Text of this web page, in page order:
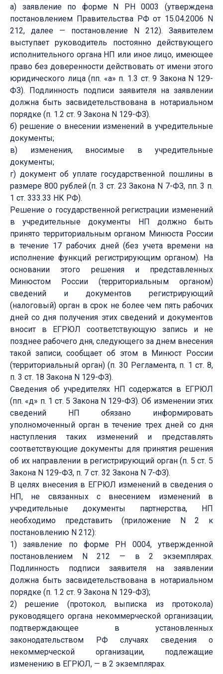
а) заявление по форме N РН 0003 (утверждена
постановлением Правительства РФ от 15.04.2006 N
212, далее — постановление N 212). Заявителем
выступает руководитель постоянно действующего
исполнительного органа НП или иное лицо, имеющее
право без доверенности действовать от имени этого
юридического лица (пп. «а» п. 1.3 ст. 9 Закона N 129-
ФЗ). Подлинность подписи заявителя на заявлении
должна быть засвидетельствована в нотариальном
порядке (п. 1.2 ст. 9 Закона N 129-ФЗ).
б) решение о внесении изменений в учредительные
документы;
в) изменения, вносимые в учредительные
документы;
г) документ об уплате государственной пошлины в
размере 800 рублей (п. 3 ст. 23 Закона N 7-ФЗ, пп. 3 п.
1 ст. 333.33 НК РФ).
Решение о государственной регистрации изменений
в учредительные документы НП должно быть
принято территориальным органом Минюста России
в течение 17 рабочих дней (без учета времени на
исполнение функций регистрирующим органом). На
основании этого решения и представленных
Минюстом России (территориальным органом)
сведений и документов регистрирующий
(налоговый) орган в срок не более чем пять рабочих
дней со дня получения этих сведений и документов
вносит в ЕГРЮЛ соответствующую запись и не
позднее рабочего дня, следующего за днем внесения
такой записи, сообщает об этом в Минюст России
(территориальный орган) (п. 30 Регламента, п. 1 ст. 8,
п. 3 ст. 18 Закона N 129-ФЗ).
Сведения об учредителях НП содержатся в ЕГРЮЛ
(пп. «д» п. 1 ст. 5 Закона N 129-ФЗ). Об изменении этих
сведений НП обязано информировать
уполномоченный орган в течение трех дней со дня
наступления таких изменений и представлять
соответствующие документы для принятия решения
об их направлении в регистрирующий орган (п. 5 ст. 5
Закона N 129-ФЗ, п. 7 ст. 32 Закона N 7-ФЗ).
В целях внесения в ЕГРЮЛ изменений в сведения о
НП, не связанных с внесением изменений в
учредительные документы партнерства, НП
необходимо представить (приложение N 2 к
постановлению N 212):
1) заявление по форме РН 0004, утвержденной
постановлением N 212 — в 2 экземплярах.
Подлинность подписи заявителя на заявлении
должна быть засвидетельствована в нотариальном
порядке (п. 1.2 ст. 9 Закона N 129-ФЗ);
2) решение (протокол, выписка из протокола)
руководящего органа некоммерческой организации,
подтверждающее в установленных
законодательством РФ случаях сведения о
некоммерческой организации, подлежащие
изменению в ЕГРЮЛ, — в 2 экземплярах.